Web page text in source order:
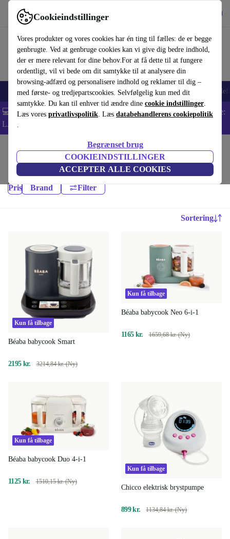
Cookieindstillinger
Vores produkter og vores cookies har én ting til fælles: de er begge
genbrugte. Ved at genbruge cookies kan vi give dig bedre indhold,
der er mere relevant for dine behov.For at få dette til at fungere
ordentligt, vil vi bede om dit samtykke til at analysere din
browsing-adfærd og personalisere indhold og reklamer til dig –
med første- og tredjepartscookies. Selvfølgelig kun med dit
samtykke. Du kan til enhver tid ændre dine cookie indstillinger.
Læs vores privatlivspolitik. Læs databehandlerens cookiepolitik
.
Begrænset brug
COOKIEINDSTILLINGER
ACCEPTER ALLE COOKIES
Brug refurbed hurtigt og nemt
Smartphones Bærbare Tablets Smartwatches Tilbehør
💻 Ekstra 5% rabat på alle MacBooks og bærbare computere - Kode:
LAPTOP5 -
Ernæring:
Pris Brand Filter
Sortering
Kun få tilbage
Béaba babycook Smart
2195 kr. 3214,84 kr. (Ny)
Kun få tilbage
Béaba babycook Neo 6-i-1
1165 kr. 1659,68 kr. (Ny)
Kun få tilbage
Béaba babycook Duo 4-i-1
1125 kr. 1510,15 kr. (Ny)
Kun få tilbage
Chicco elektrisk brystpumpe
899 kr. 1134,84 kr. (Ny)